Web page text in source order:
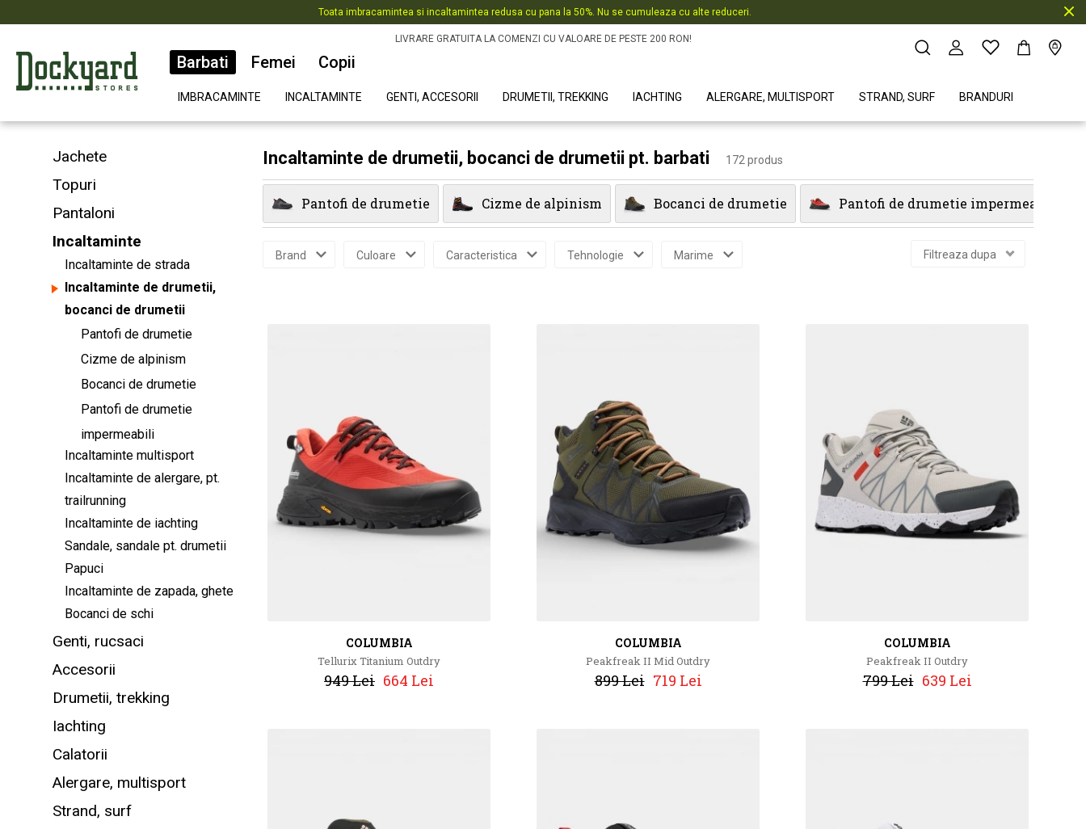
Toata imbracamintea si incaltamintea redusa cu pana la 50%. Nu se cumuleaza cu alte reduceri.
LIVRARE GRATUITA LA COMENZI CU VALOARE DE PESTE 200 RON!
Barbati Femei Copii
IMBRACAMINTE INCALTAMINTE GENTI, ACCESORII DRUMETII, TREKKING IACHTING ALERGARE, MULTISPORT STRAND, SURF BRANDURI
Jachete
Topuri
Pantaloni
Incaltaminte
Incaltaminte de strada
Incaltaminte de drumetii,
bocanci de drumetii
Pantofi de drumetie
Cizme de alpinism
Bocanci de drumetie
Pantofi de drumetie
impermeabili
Incaltaminte multisport
Incaltaminte de alergare, pt.
trailrunning
Incaltaminte de iachting
Sandale, sandale pt. drumetii
Papuci
Incaltaminte de zapada, ghete
Bocanci de schi
Genti, rucsaci
Accesorii
Drumetii, trekking
Iachting
Calatorii
Alergare, multisport
Strand, surf
Incaltaminte de drumetii, bocanci de drumetii pt. barbati 172 produs
Pantofi de drumetie Cizme de alpinism Bocanci de drumetie Pantofi de drumetie impermeabili
Brand Culoare Caracteristica Tehnologie Marime Filtreaza dupa
COLUMBIA
Tellurix Titanium Outdry
949 Lei 664 Lei
COLUMBIA
Peakfreak II Mid Outdry
899 Lei 719 Lei
COLUMBIA
Peakfreak II Outdry
799 Lei 639 Lei